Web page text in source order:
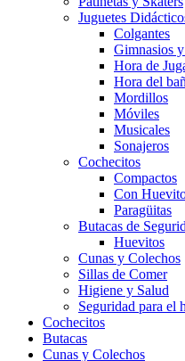
Juguetes
Colgantes
Gimnasios
Hora de
Hora del
Mordillos
Móviles
Musicales
Sonajeros
Cochecitos
Compactos
Con
Paragüitas
Butacas de
Huevitos
Cunas y Colechos
Sillas de Comer
Higiene y Salud
Seguridad para el
Cochecitos
Butacas
Cunas y Colechos